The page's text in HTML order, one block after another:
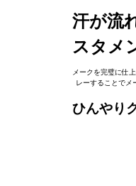
汗が流
スタメ
メークを完璧に仕
レーすることでメ
ひんやり